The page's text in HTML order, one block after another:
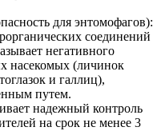
для энтомофагов):
соединений
негативного
насекомых (личинок
и галлиц),
путем.
надежный контроль
на срок не менее 3